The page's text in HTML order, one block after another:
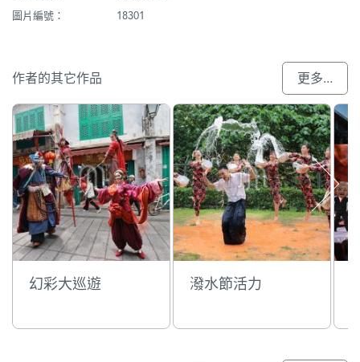
圖片編號：
18301
作者的其它作品 更多...
幻彩大巡遊 潑水節活力